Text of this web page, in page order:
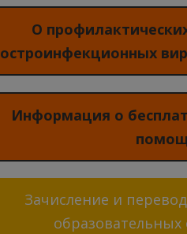
О
остроинфекционных
Информация о
Зачисление и